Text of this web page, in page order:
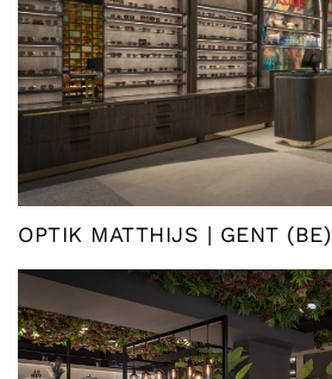
OPTIK MATTHIJS | GENT (BE)